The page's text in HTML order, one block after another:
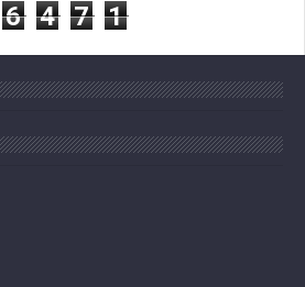
6 4 7 1